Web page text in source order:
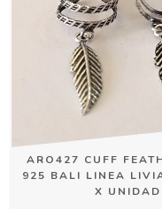
ARO427 CUFF
925 BALI LINEA
X UNIDAD